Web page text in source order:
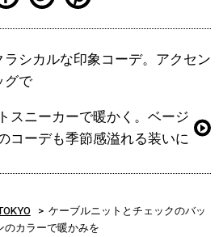
シカルな印象コーデ。アクセン
グで
スニーカーで暖かく。ベージ
コーデも季節感溢れる装いに
ケーブルニットとチェックのバッ
のカラーで暖かみを